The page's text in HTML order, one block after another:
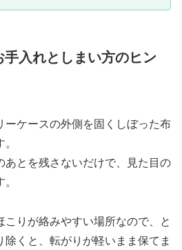
入れとしまい方のヒン
ーケースの外側を固くしぼった布
あとを残さないだけで、見た目の
りが絡みやすい場所なので、と
くと、転がりが軽いまま保てま